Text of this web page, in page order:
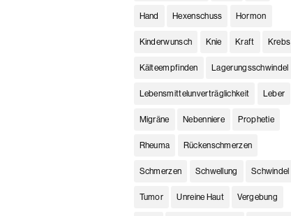
Hand Hexenschuss Hormon
Kinderwunsch Knie Kraft Krebs
Kälteempfinden Lagerungsschwindel
Lebensmittelunverträglichkeit Leber
Migräne Nebenniere Prophetie
Rheuma Rückenschmerzen
Schmerzen Schwellung Schwindel
Tumor Unreine Haut Vergebung